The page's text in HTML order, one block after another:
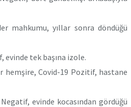
mahkumu, yıllar sonra döndüğü
evinde tek başına izole.
hemşire, Covid-19 Pozitif, hastane
evinde kocasından gördüğü